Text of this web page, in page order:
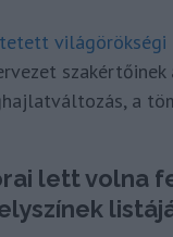
szakértőinek
a
lett volna